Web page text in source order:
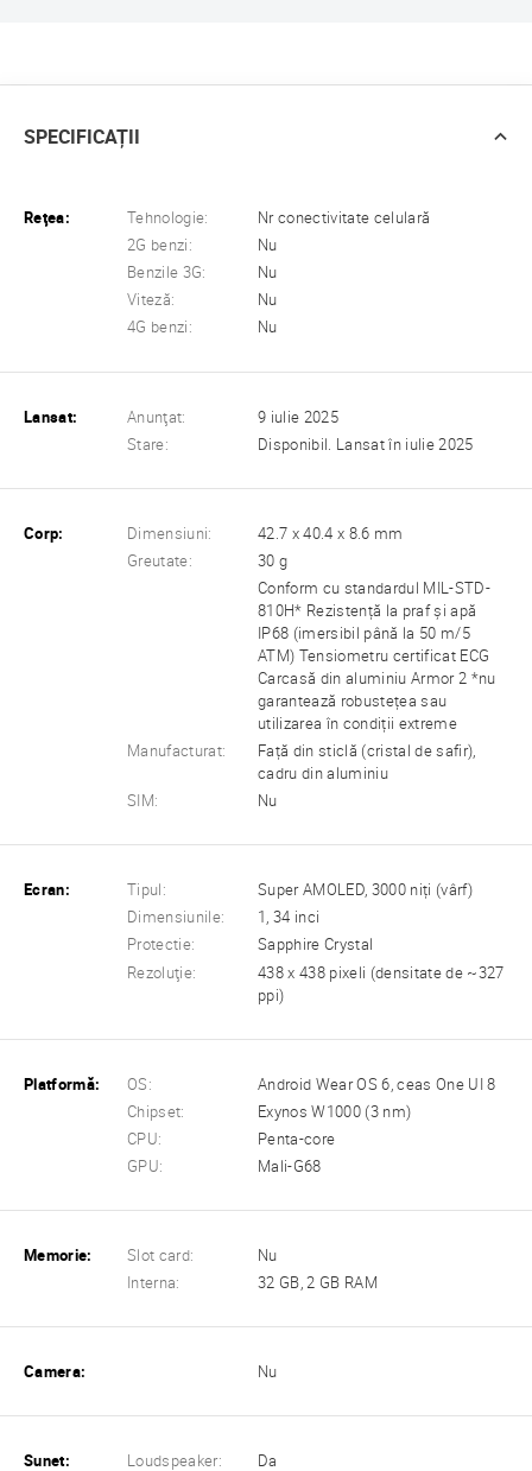
SPECIFICAȚII
Reţea: Tehnologie:
Nr conectivitate celulară
2G benzi:
Nu
Benzile 3G:
Nu
Viteză:
Nu
4G benzi:
Nu
Lansat: Anunţat:
9 iulie 2025
Stare:
Disponibil. Lansat în iulie 2025
Corp: Dimensiuni:
42.7 x 40.4 x 8.6 mm
Greutate:
30 g
Conform cu standardul MIL-STD-
810H* Rezistență la praf și apă
IP68 (imersibil până la 50 m/5
ATM) Tensiometru certificat ECG
Carcasă din aluminiu Armor 2 *nu
garantează robustețea sau
utilizarea în condiții extreme
Manufacturat:
Față din sticlă (cristal de safir),
cadru din aluminiu
SIM:
Nu
Ecran: Tipul:
Super AMOLED, 3000 niți (vârf)
Dimensiunile:
1, 34 inci
Protectie:
Sapphire Crystal
Rezoluţie:
438 x 438 pixeli (densitate de ~327
ppi)
Platformă: OS:
Android Wear OS 6, ceas One UI 8
Chipset:
Exynos W1000 (3 nm)
CPU:
Penta-core
GPU:
Mali-G68
Memorie: Slot card:
Nu
Interna:
32 GB, 2 GB RAM
Camera: Nu
Sunet: Loudspeaker: Da